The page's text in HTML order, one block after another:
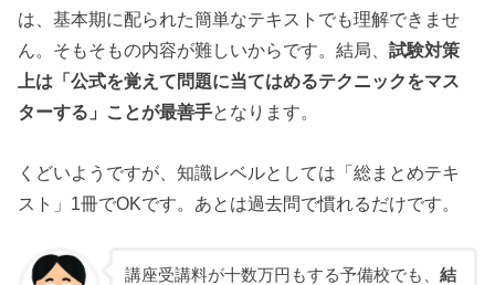
は、基本期に配られた簡単なテキストでも理解できませ
ん。そもそもの内容が難しいからです。結局、試験対策
上は「公式を覚えて問題に当てはめるテクニックをマス
ターする」ことが最善手となります。
くどいようですが、知識レベルとしては「総まとめテキ
スト」1冊でOKです。あとは過去問で慣れるだけです。
講座受講料が十数万円もする予備校でも、 結